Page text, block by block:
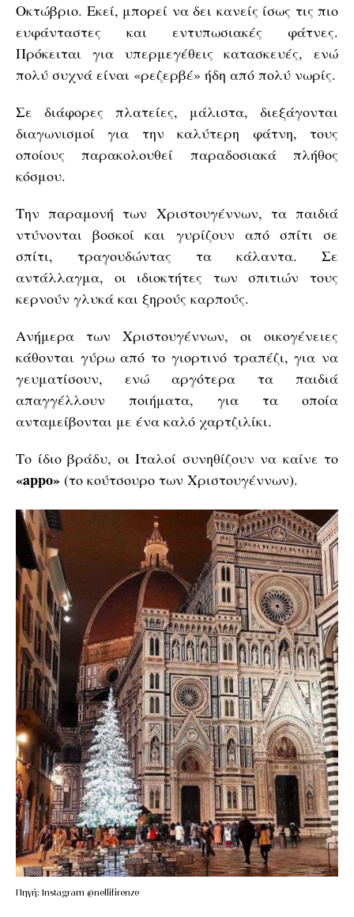
Οκτώβριο. Εκεί, μπορεί να δει κανείς ίσως τις πιο
ευφάνταστες και εντυπωσιακές φάτνες.
Πρόκειται για υπερμεγέθεις κατασκευές, ενώ
πολύ συχνά είναι «ρεζερβέ» ήδη από πολύ νωρίς.
Σε διάφορες πλατείες, μάλιστα, διεξάγονται
διαγωνισμοί για την καλύτερη φάτνη, τους
οποίους παρακολουθεί παραδοσιακά πλήθος
κόσμου.
Την παραμονή των Χριστουγέννων, τα παιδιά
ντύνονται βοσκοί και γυρίζουν από σπίτι σε
σπίτι, τραγουδώντας τα κάλαντα. Σε
αντάλλαγμα, οι ιδιοκτήτες των σπιτιών τους
κερνούν γλυκά και ξηρούς καρπούς.
Ανήμερα των Χριστουγέννων, οι οικογένειες
κάθονται γύρω από το γιορτινό τραπέζι, για να
γευματίσουν, ενώ αργότερα τα παιδιά
απαγγέλλουν ποιήματα, για τα οποία
ανταμείβονται με ένα καλό χαρτζιλίκι.
Tο ίδιο βράδυ, οι Ιταλοί συνηθίζουν να καίνε το
«appo» (το κούτσουρο των Χριστουγέννων).
Πηγή: Instagram @nellifirenze